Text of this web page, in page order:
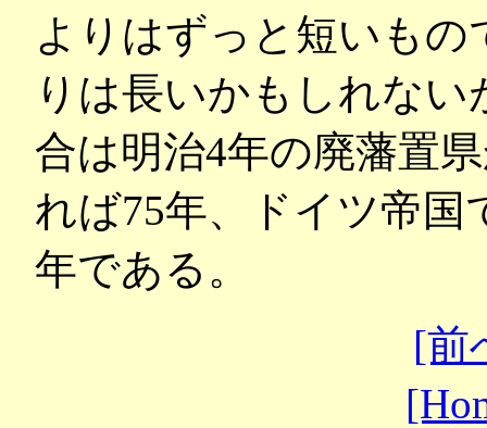
よりはずっと短いも
りは長いかもしれな
合は明治4年の廃藩置
れば75年、ドイツ帝国
年である。
[前